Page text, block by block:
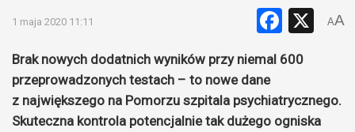
1 maja 2020 11:11 X
AA
Brak nowych dodatnich wyników przy niemal 600
przeprowadzonych testach – to nowe dane
z największego na Pomorzu szpitala psychiatrycznego.
Skuteczna kontrola potencjalnie tak dużego ogniska